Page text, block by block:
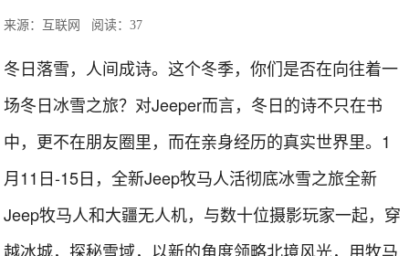
来源：互联网 阅读：37
冬日落雪，人间成诗。这个冬季，你们是否在向往着一
场冬日冰雪之旅？对Jeeper而言，冬日的诗不只在书
中，更不在朋友圈里，而在亲身经历的真实世界里。1
月11日-15日，全新Jeep牧马人活彻底冰雪之旅全新
Jeep牧马人和大疆无人机，与数十位摄影玩家一起，穿
越冰城，探秘雪域，以新的角度领略北境风光，用牧马